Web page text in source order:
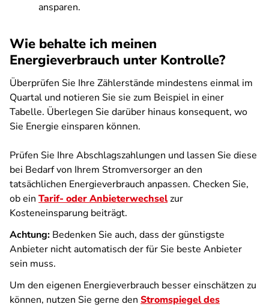
ansparen.
Wie behalte ich meinen
Energieverbrauch unter Kontrolle?
Überprüfen Sie Ihre Zählerstände mindestens einmal im
Quartal und notieren Sie sie zum Beispiel in einer
Tabelle. Überlegen Sie darüber hinaus konsequent, wo
Sie Energie einsparen können.
Prüfen Sie Ihre Abschlagszahlungen und lassen Sie diese
bei Bedarf von Ihrem Stromversorger an den
tatsächlichen Energieverbrauch anpassen. Checken Sie,
ob ein Tarif- oder Anbieterwechselzur
Kosteneinsparung beiträgt.
Achtung: Bedenken Sie auch, dass der günstigste
Anbieter nicht automatisch der für Sie beste Anbieter
sein muss.
Um den eigenen Energieverbrauch besser einschätzen zu
können, nutzen Sie gerne den Stromspiegel des